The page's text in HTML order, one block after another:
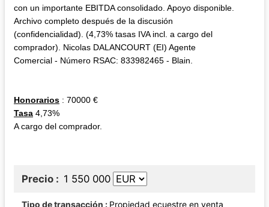
con un importante EBITDA consolidado. Apoyo disponible.
Archivo completo después de la discusión
(confidencialidad). (4,73% tasas IVA incl. a cargo del
comprador). Nicolas DALANCOURT (EI) Agente
Comercial - Número RSAC: 833982465 - Blain.
Honorarios : 70000 €
Tasa 4,73%
A cargo del comprador.
Precio 1 550 000
Tipo de transacción Propiedad ecuestre en venta